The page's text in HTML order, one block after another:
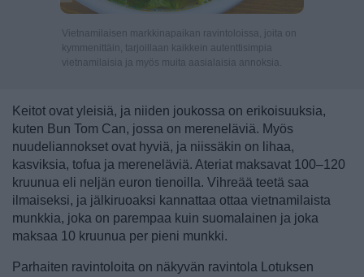
Vietnamilaisen markkinapaikan ravintoloissa, joita on
kymmenittäin, tarjoillaan kaikkein autenttisimpia
vietnamilaisia ja myös muita aasialaisia annoksia.
Keitot ovat yleisiä, ja niiden joukossa on erikoisuuksia,
kuten Bun Tom Can, jossa on mereneläviä. Myös
nuudeliannokset ovat hyviä, ja niissäkin on lihaa,
kasviksia, tofua ja mereneläviä. Ateriat maksavat 100–120
kruunua eli neljän euron tienoilla. Vihreää teetä saa
ilmaiseksi, ja jälkiruoaksi kannattaa ottaa vietnamilaista
munkkia, joka on parempaa kuin suomalainen ja joka
maksaa 10 kruunua per pieni munkki.
Parhaiten ravintoloita on näkyvän ravintola Lotuksen